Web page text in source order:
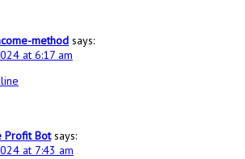
method says:
at 6:17 am
Profit Bot says:
at 7:43 am